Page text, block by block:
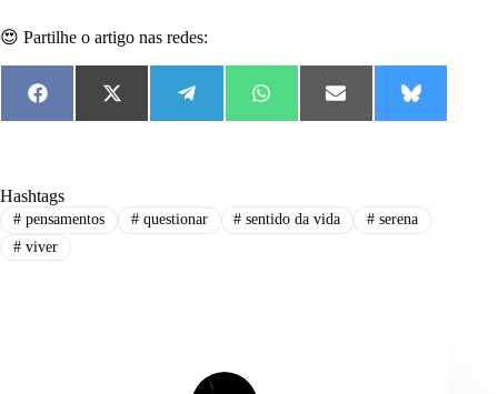
😍 Partilhe o artigo nas redes:
F
a
o
o
k
X
(
e
m
W
h
p
p
E
m
B
l
Hashtags
#pensamentos #questionar # sentido da vida # serena
#viver